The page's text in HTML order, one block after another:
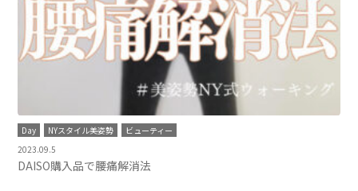
Day NYスタイル美姿勢
ビューティー
2023.09.5
DAISO購入品で腰痛解消法